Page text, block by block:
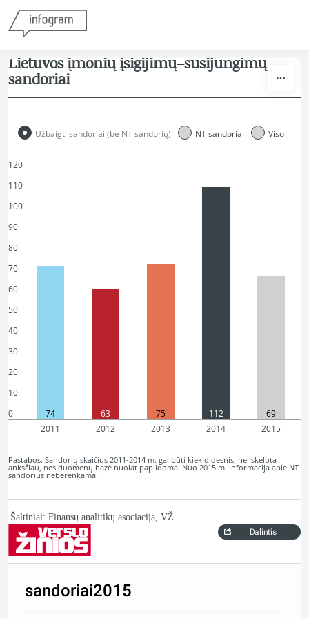
Lietuvos įmonių įsigijimų–susijungimų
sandoriai
Užbaigti sandoriai (be NT sandorių) NT sandoriai Viso
120
110
100
90
80
70
60
50
40
30
20
10
0
2011
2012 2013 2014 2015
74 63 75 112 69
Pastabos. Sandorių skaičius 2011-2014 m. gai būti kiek didesnis, nei skelbta
anksčiau, nes duomenų bazė nuolat papildoma. Nuo 2015 m. informacija apie NT
sandorius neberenkama.
Šaltiniai: Finansų analitikų asociacija, VŽ
Dalintis
sandoriai2015